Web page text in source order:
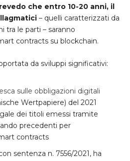
che entro 10-20 anni, il
– quelli caratterizzati da
tra le parti – saranno
contracts su blockchain.
da sviluppi significativi:
sulle obbligazioni digitali
Wertpapiere) del 2021
dei titoli emessi tramite
precedenti per
contracts
sentenza n. 7556/2021, ha